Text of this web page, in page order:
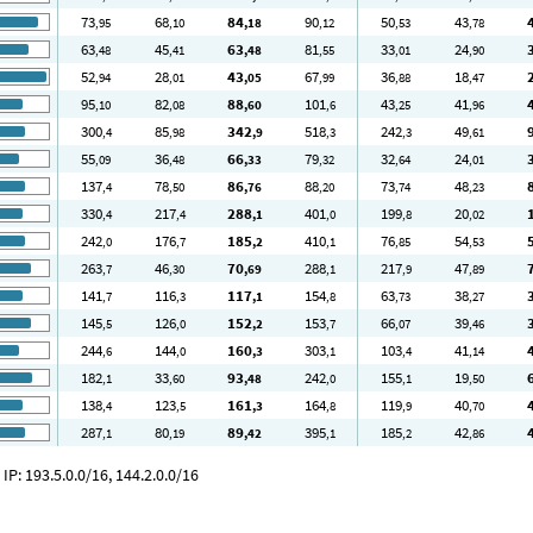
73,95 68,10 84,18 90,12 50,53 43,78
63,48 45,41 63,48 81,55 33,01 24,90
52,94 28,01 43,05 67,99 36,88 18,47
95,10 82,08 88,60 101,6 43,25 41,96
300,4 85,98 342,9 518,3 242,3 49,61
55,09 36,48 66,33 79,32 32,64 24,01
137,4 78,50 86,76 88,20 73,74 48,23
330,4 217,4 288,1 401,0 199,8 20,02
242,0 176,7 185,2 410,1 76,85 54,53
263,7 46,30 70,69 288,1 217,9 47,89
141,7 116,3 117,1 154,8 63,73 38,27
145,5 126,0 152,2 153,7 66,07 39,46
244,6 144,0 160,3 303,1 103,4 41,14
182,1 33,60 93,48 242,0 155,1 19,50
138,4 123,5 161,3 164,8 119,9 40,70
287,1 80,19 89,42 395,1 185,2 42,86
193.5.0.0/16, 144.2.0.0/16